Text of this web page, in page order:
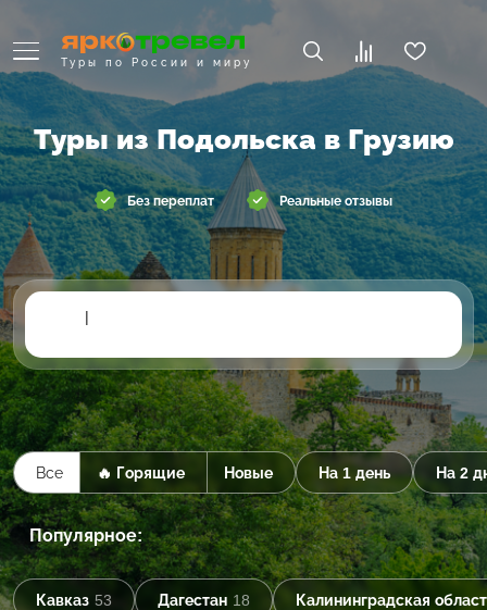
Туры по России и миру
Туры из Подольска в Грузию
Без переплат Реальные отзывы
|
Все 🔥 Горящие Новые На 1 день На 2
Популярное:
Кавказ 53 Дагестан 18 Калининградская